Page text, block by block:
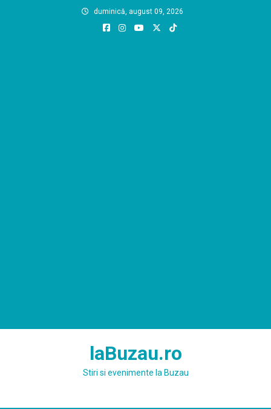
duminică, august 09, 2026
laBuzau.ro
Stiri si evenimente la Buzau